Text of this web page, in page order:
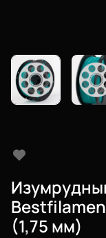
(1,75 мм)